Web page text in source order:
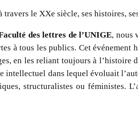
le XXe siècle, ses histoires,
des lettres de l’UNIGE, nous
à tous les publics. Cet événement
en les reliant toujours à l’histoire
dans lequel évoluait
structuralistes ou féministes.